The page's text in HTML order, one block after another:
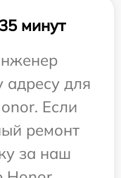
минут
адресу для
Если
ремонт
за наш